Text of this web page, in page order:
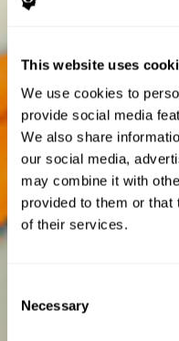
This website uses
We use cookies to
provide social media
We also share
our social media,
may combine it with
provided to them or that
of their services.
Selection
Necessary